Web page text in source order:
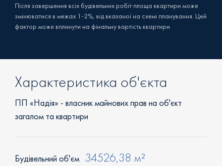
Після завершення всіх будівельних робіт площа квартири може
змінюватися в межах 1-2%, від вказаної на схемі планування. Цей
фактор може вплинути на фінальну вартість квартири
Характеристика об'єкта
ПП «Надія» - власник майнових прав на об'єкт
загалом та квартири
Будівельний об'єм 34526,38 м²